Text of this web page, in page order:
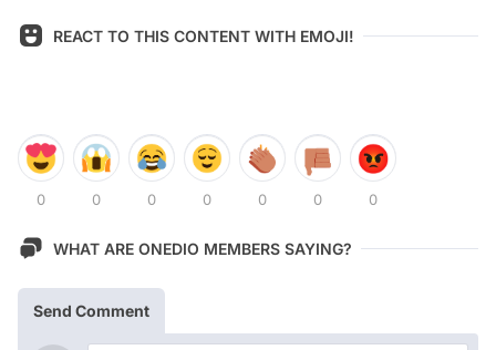
REACT TO THIS CONTENT WITH EMOJI!
0 0 0 0 0 0 0
WHAT ARE ONEDIO MEMBERS SAYING?
Send Comment